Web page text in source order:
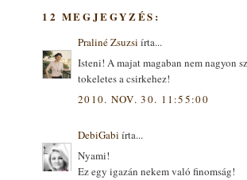
12 MEGJEGYZÉS:
Praliné Zsuzsi írta...
Isteni! A majat magaban nem nagyon
tokeletes a csirkehez!
2010. NOV. 30. 11:55:00
DebiGabi írta...
Nyami!
Ez egy igazán nekem való finomság!